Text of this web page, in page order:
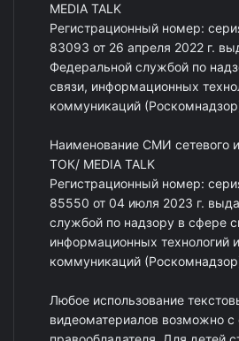
MEDIA TALK
Регистрационный номер:
83093 от 26 апреля 2022 г.
Федеральной службой по
связи, информационных
коммуникаций
Наименование СМИ сетевого
ТОК/ MEDIA TALK
Регистрационный номер:
85550 от 04 июля 2023 г.
службой по надзору в сфере
информационных технологий
коммуникаций
Любое использование
видеоматериалов возможно с